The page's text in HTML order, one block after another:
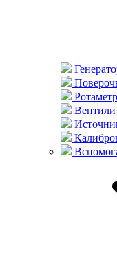
Вентили